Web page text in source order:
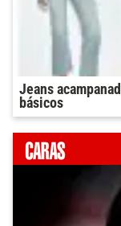
Jeans
básicos